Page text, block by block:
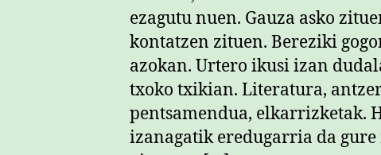
ezagutu nuen. Gauza asko
kontatzen zituen. Bereziki
azokan. Urtero ikusi izan
txoko txikian. Literatura,
pentsamendua, elkarrizketak.
izanagatik eredugarria da gure